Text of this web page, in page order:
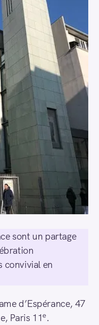
sont un partage
convivial en
d’Espérance, 47
Paris 11e.